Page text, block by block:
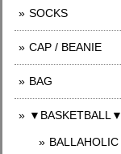
SOCKS
CAP / BEANIE
BAG
▼BASKETBALL▼
BALLAHOLIC